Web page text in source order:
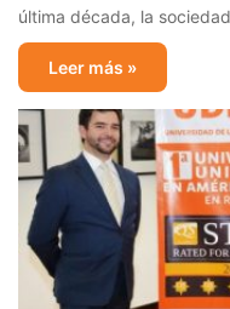
última década, la
Leer más »